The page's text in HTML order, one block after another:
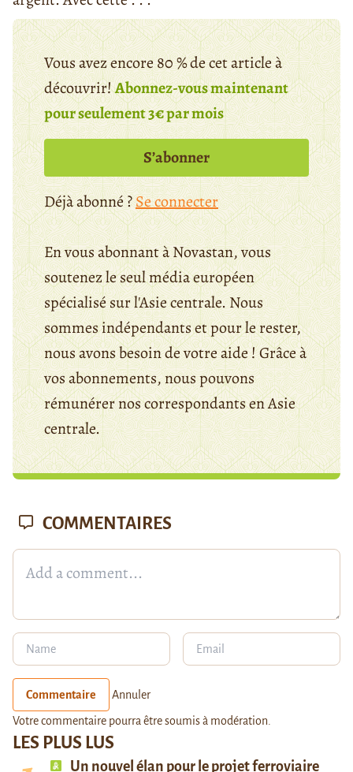
Vous avez encore 80 % de cet article à
découvrir!Abonnez-vous maintenant
pour seulement 3€ par mois
S’abonner
Déjà abonné ?Se connecter
En vous abonnant à Novastan, vous
soutenez le seul média européen
spécialisé sur l'Asie centrale. Nous
sommes indépendants et pour le rester,
nous avons besoin de votre aide ! Grâce à
vos abonnements, nous pouvons
rémunérer nos correspondants en Asie
centrale.
LES PLUS LUS
Un nouvel élan pour le projet ferroviaire
COMMENTAIRES
Commentaire Annuler
Votre commentaire pourra être soumis à modération.